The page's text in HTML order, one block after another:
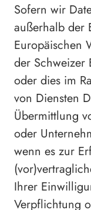
Sofern wir
außerhalb der
Europäischen
der Schweizer
oder dies im
von Diensten
Übermittlung
oder
wenn es zur
Ihrer
Verpflichtung